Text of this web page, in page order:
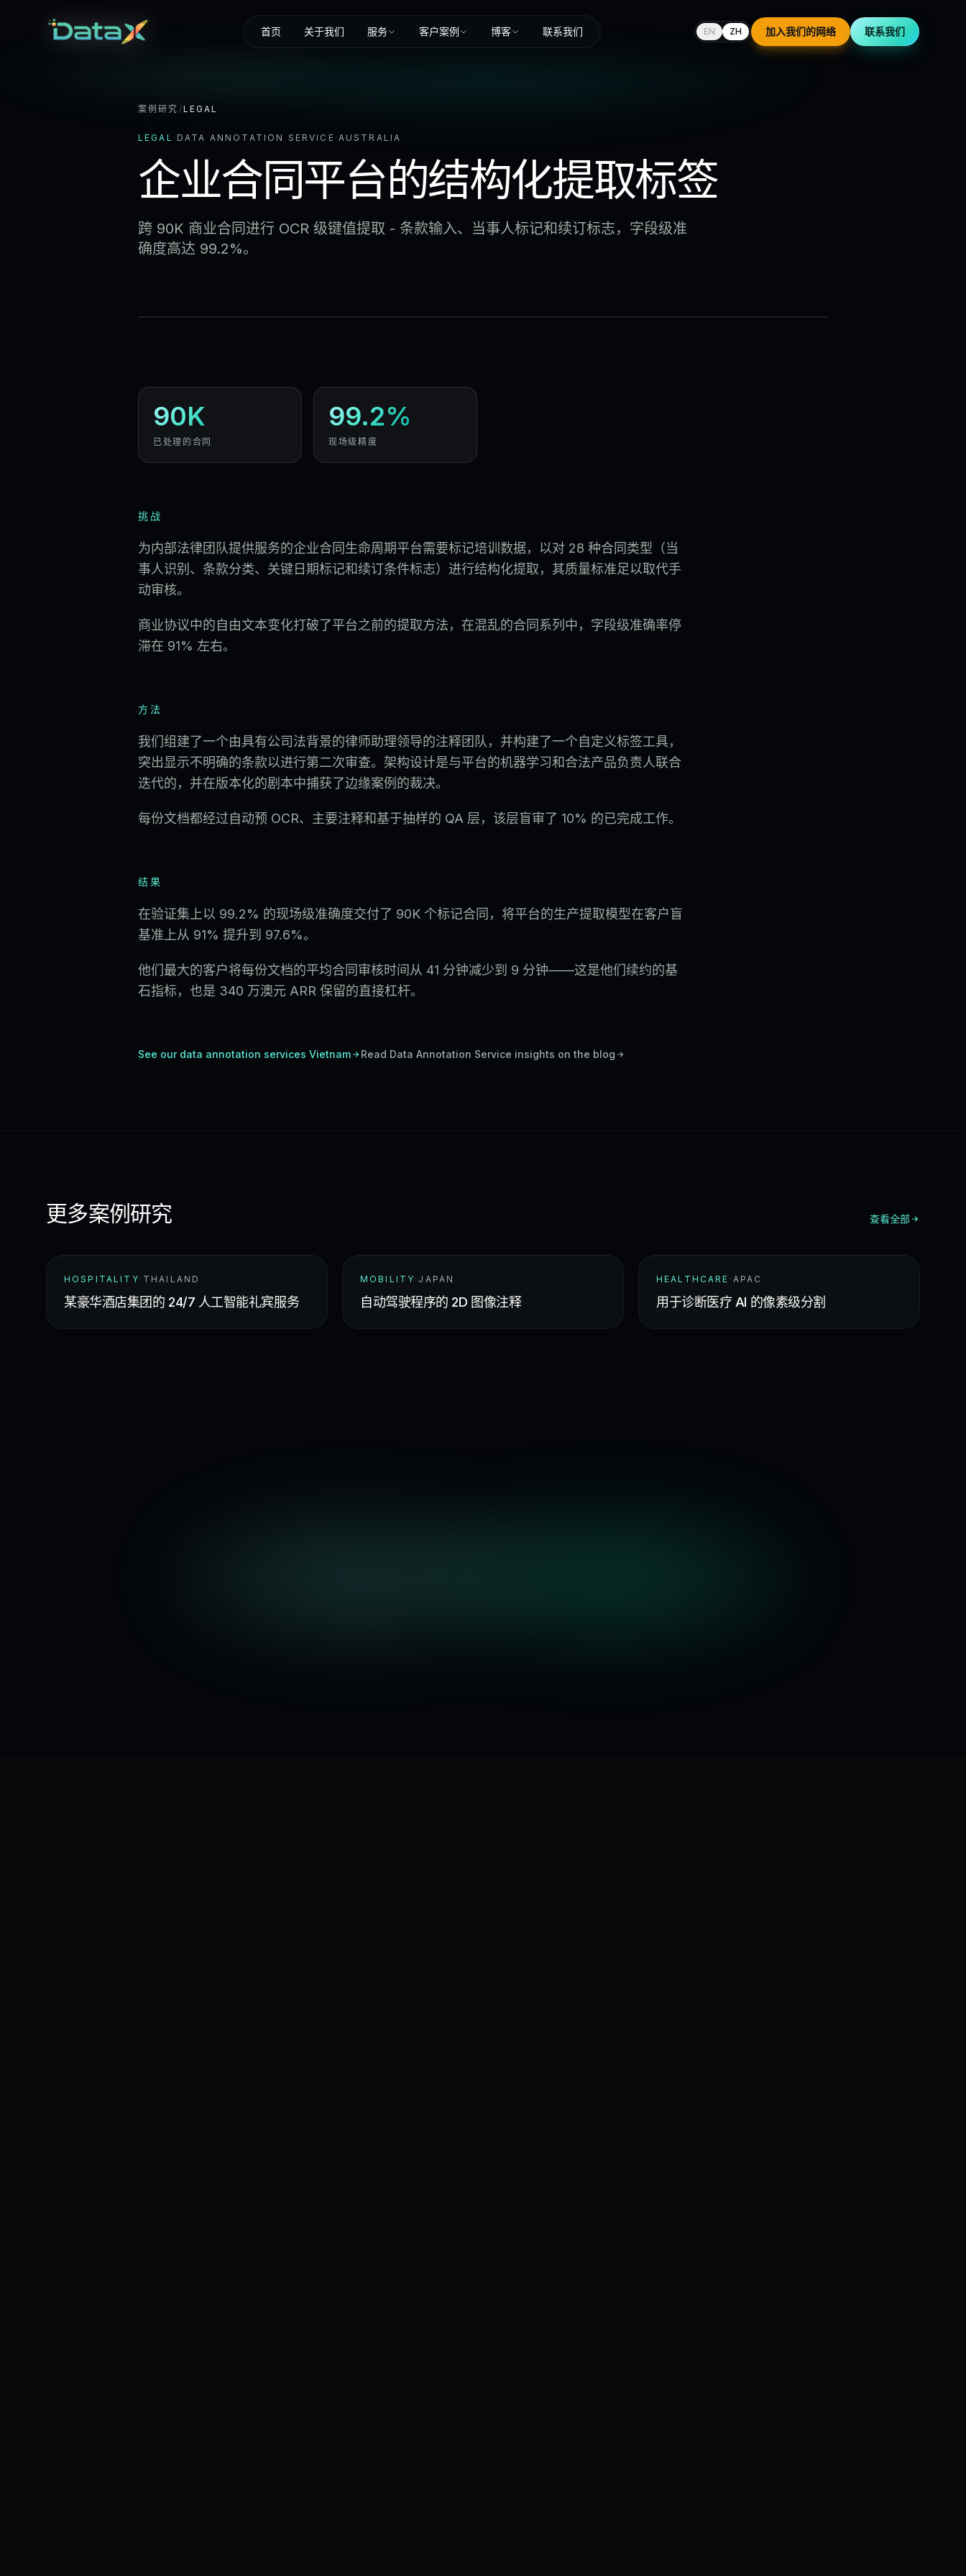
首页 关于我们 服务 客户案例 博客 联系我们 EN ZH 加入我们的网络 联系我们
案例研究 /LEGAL
LEGAL · DATA ANNOTATION SERVICE · AUSTRALIA
企业合同平台的结构化提取标签
跨 90K 商业合同进行 OCR 级键值提取 - 条款输入、当事人标记和续订标志，字段级准
确度高达 99.2%。
90K
已处理的合同
99.2%
现场级精度
挑战
为内部法律团队提供服务的企业合同生命周期平台需要标记培训数据，以对 28 种合同类型（当
事人识别、条款分类、关键日期标记和续订条件标志）进行结构化提取，其质量标准足以取代手
动审核。
商业协议中的自由文本变化打破了平台之前的提取方法，在混乱的合同系列中，字段级准确率停
滞在 91% 左右。
方法
我们组建了一个由具有公司法背景的律师助理领导的注释团队，并构建了一个自定义标签工具，
突出显示不明确的条款以进行第二次审查。架构设计是与平台的机器学习和合法产品负责人联合
迭代的，并在版本化的剧本中捕获了边缘案例的裁决。
每份文档都经过自动预 OCR、主要注释和基于抽样的 QA 层，该层盲审了 10% 的已完成工作。
结果
在验证集上以 99.2% 的现场级准确度交付了 90K 个标记合同，将平台的生产提取模型在客户盲
基准上从 91% 提升到 97.6%。
他们最大的客户将每份文档的平均合同审核时间从 41 分钟减少到 9 分钟——这是他们续约的基
石指标，也是 340 万澳元 ARR 保留的直接杠杆。
See our data annotation services Vietnam Read Data Annotation Service insights on the blog
更多案例研究 查看全部
HOSPITALITY · THAILAND
某豪华酒店集团的 24/7 人工智能礼宾服务
MOBILITY · JAPAN
自动驾驶程序的 2D 图像注释
HEALTHCARE · APAC
用于诊断医疗 AI 的像素级分割